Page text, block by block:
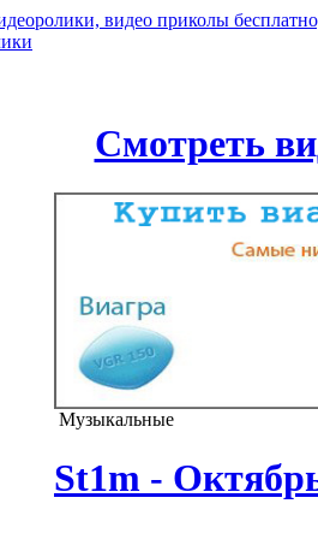
Смотреть
Музыкальные
St1m -